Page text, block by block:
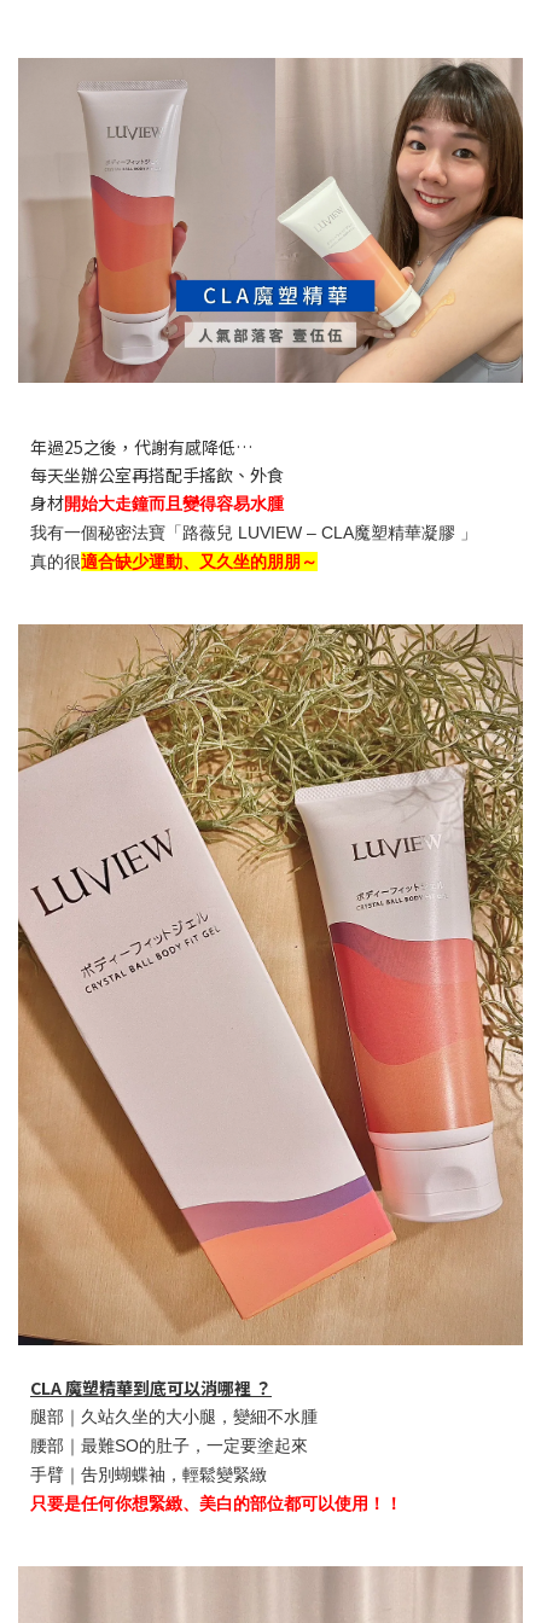
年過25之後，代謝有感降低…
每天坐辦公室再搭配手搖飲、外食
身材開始大走鐘而且變得容易水腫
我有一個秘密法寶「路薇兒 LUVIEW – CLA魔塑精華凝膠 」
真的很適合缺少運動、又久坐的朋朋～
CLA 魔塑精華到底可以消哪裡 ？
腿部｜久站久坐的大小腿，變細不水腫
腰部｜最難SO的肚子，一定要塗起來
手臂｜吿別蝴蝶袖，輕鬆變緊緻
只要是任何你想緊緻、美白的部位都可以使用！！